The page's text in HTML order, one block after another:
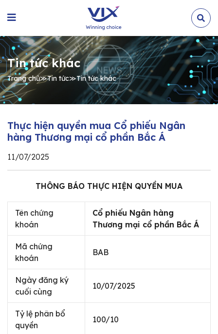
Tin tức khác
Trang chủ≫Tin tức≫Tin tức khác
Thực hiện quyền mua Cổ phiếu Ngân
hàng Thương mại cổ phần Bắc Á
11/07/2025
THÔNG BÁO THỰC HIỆN QUYỀN MUA
Tên chứng
khoán
Cổ phiếu Ngân hàng
Thương mại cổ phần Bắc Á
Mã chứng
khoán
BAB
Ngày đăng ký
cuối cùng
10/07/2025
Tỷ lệ phân bổ
quyền
100/10